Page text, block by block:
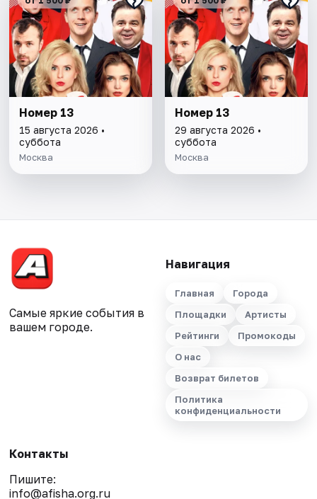
Номер 13
15 августа 2026 •
суббота
Москва
Номер 13
29 августа 2026 •
суббота
Москва
Самые яркие события в
вашем городе.
Навигация
Главная
Города
Площадки
Артисты
Рейтинги
Промокоды
О нас
Возврат билетов
Политика
конфиденциальности
Контакты
Пишите:
info@afisha.org.ru